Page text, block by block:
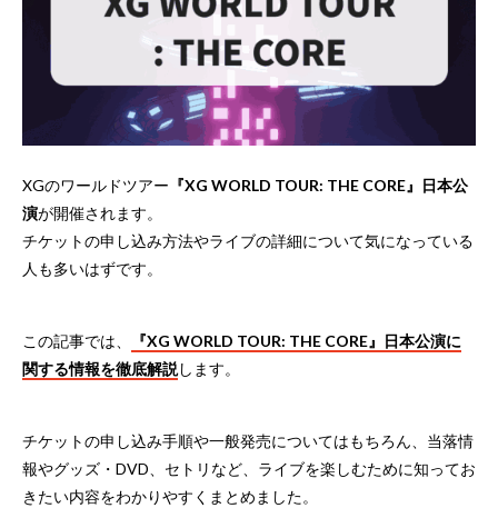
XGのワールドツアー 『XG WORLD TOUR: THE CORE』日本公
演が開催されます。
チケットの申し込み方法やライブの詳細について気になっている
人も多いはずです。
この記事では、
『XG WORLD TOUR: THE CORE』日本公演に
関する情報を徹底解説します。
チケットの申し込み手順や一般発売についてはもちろん、当落情
報やグッズ・DVD、セトリなど、ライブを楽しむために知ってお
きたい内容をわかりやすくまとめました。